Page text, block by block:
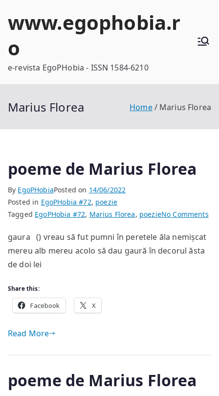
www.egophobia.r
o
e-revista EgoPHobia - ISSN 1584-6210
Marius Florea Home Marius Florea
poeme de Marius Florea
By EgoPHobiaPosted on 14/06/2022
Posted in EgoPHobia #72, poezie
Tagged EgoPHobia #72, Marius Florea, poezieNo Commentson
gaura () vreau să fut pumni în peretele ăla nemișcat
mereu alb mereu acolo să dau gaură în decorul ăsta
de doi lei
Share this:
Facebook X
Read More
poeme de Marius Florea